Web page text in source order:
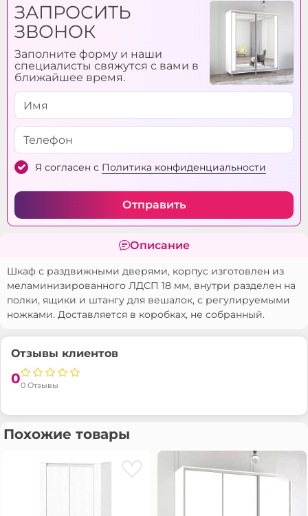
ЗАПРОСИТЬ
ЗВОНОК
Заполните форму и наши
специалисты свяжутся с вами в
ближайшее время.
Я согласен с Политика конфиденциальности
Отправить
Описание
Шкаф с раздвижными дверями, корпус изготовлен из
меламинизированного ЛДСП 18 мм, внутри разделен на
полки, ящики и штангу для вешалок, с регулируемыми
ножками. Доставляется в коробках, не собранный.
Отзывы клиентов
00 Отзывы
Похожие товары